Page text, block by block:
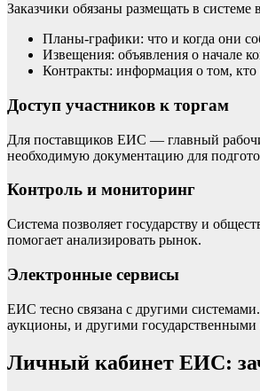
Заказчики обязаны размещать в
Планы-графики: что и когда они
Извещения: объявления о начале
Контракты: информация о том, кто
Доступ участников к торгам
Для поставщиков ЕИС — главный
необходимую документацию для
Контроль и мониторинг
Система позволяет государству и
помогает анализировать рынок.
Электронные сервисы
ЕИС тесно связана с другими
аукционы, и другими государственными
Личный кабинет ЕИС: